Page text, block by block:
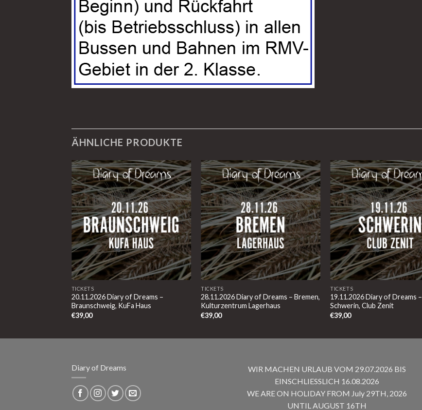
ÄHNLICHE PRODUKTE
TICKETS
20.11.2026 Diary of Dreams –
Braunschweig, KuFa Haus
€39,00
TICKETS
28.11.2026 Diary of Dreams – Bremen,
Kulturzentrum Lagerhaus
€39,00
TICKETS
19.11.2026 Diary of Dreams –
Schwerin, Club Zenit
€39,00
Diary of Dreams
WIR MACHEN URLAUB VOM 29.07.2026 BIS
EINSCHLIESSLICH 16.08.2026
WE ARE ON HOLIDAY FROM July 29TH, 2026
UNTIL AUGUST 16TH